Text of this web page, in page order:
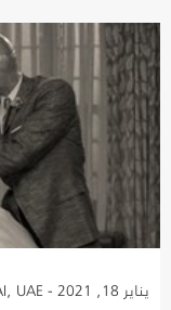
يناير 18, 2021 - DUBAI, UAE